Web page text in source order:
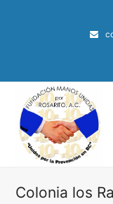
Colonia los